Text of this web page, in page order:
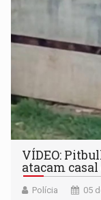
VÍDEO:
atacam
Polícia 05